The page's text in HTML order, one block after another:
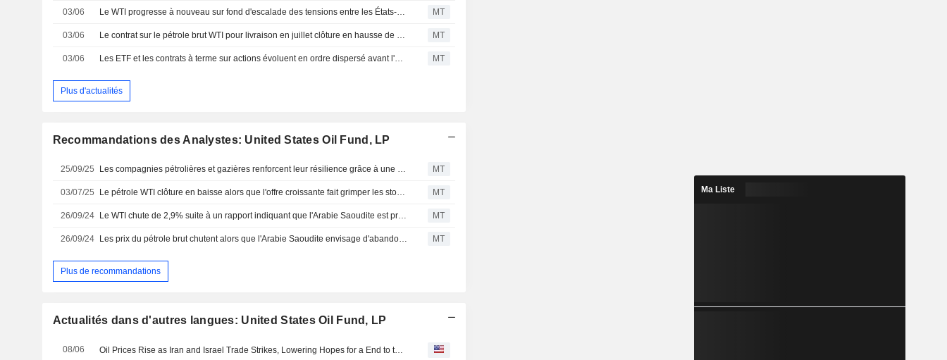
03/06 Le WTI progresse à nouveau sur fond d'escalade des tensions entre les États-Unis et l'Iran MT
03/06 Le contrat sur le pétrole brut WTI pour livraison en juillet clôture en hausse de 2.26 $US, à 96.02 $US le baril MT
03/06 Les ETF et les contrats à terme sur actions évoluent en ordre dispersé avant l'ouverture mercredi face aux nouveaux signaux économiques MT
Plus d'actualités
Recommandations des Analystes: United States Oil Fund, LP
25/09/25 Les compagnies pétrolières et gazières renforcent leur résilience grâce à une discipline accrue du capital, selon la Banque Nationale du Canada MT
03/07/25 Le pétrole WTI clôture en baisse alors que l'offre croissante fait grimper les stocks américains MT
26/09/24 Le WTI chute de 2,9% suite à un rapport indiquant que l'Arabie Saoudite est prête à se concentrer sur la reconquête de ses parts de marché MT
26/09/24 Les prix du pétrole brut chutent alors que l'Arabie Saoudite envisage d'abandonner son objectif de prix et d'augmenter sa production MT
Plus de recommandations
Actualités dans d'autres langues: United States Oil Fund, LP
08/06 Oil Prices Rise as Iran and Israel Trade Strikes, Lowering Hopes for a End to the Middle East War
Ma Liste